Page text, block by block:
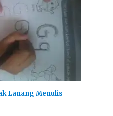
Lanang Menulis